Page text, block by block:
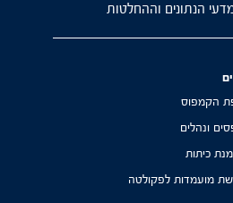
הנתונים וההחלטות
הקמפוס
ונהלים
כיתות
מועמדות לפקולטה